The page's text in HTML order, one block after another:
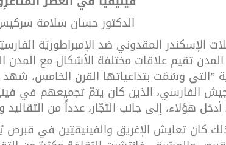
الدكتورحسان سلامة
الإسكندر المقدوني ضد الإمبراطوريّة
المدن تقيم علاقات مختلفة الأشكال مع المدن
”التي وسَمَت بتداعياتها القرن الخامس، شهد
الفارسي، الذين كان يتمّ تجميعهم في
أدخل هؤلاء، إلى جانب التجّار، عدداً من التقاليد
كان تعايش الإغريق والفينيقيّين في قبرص